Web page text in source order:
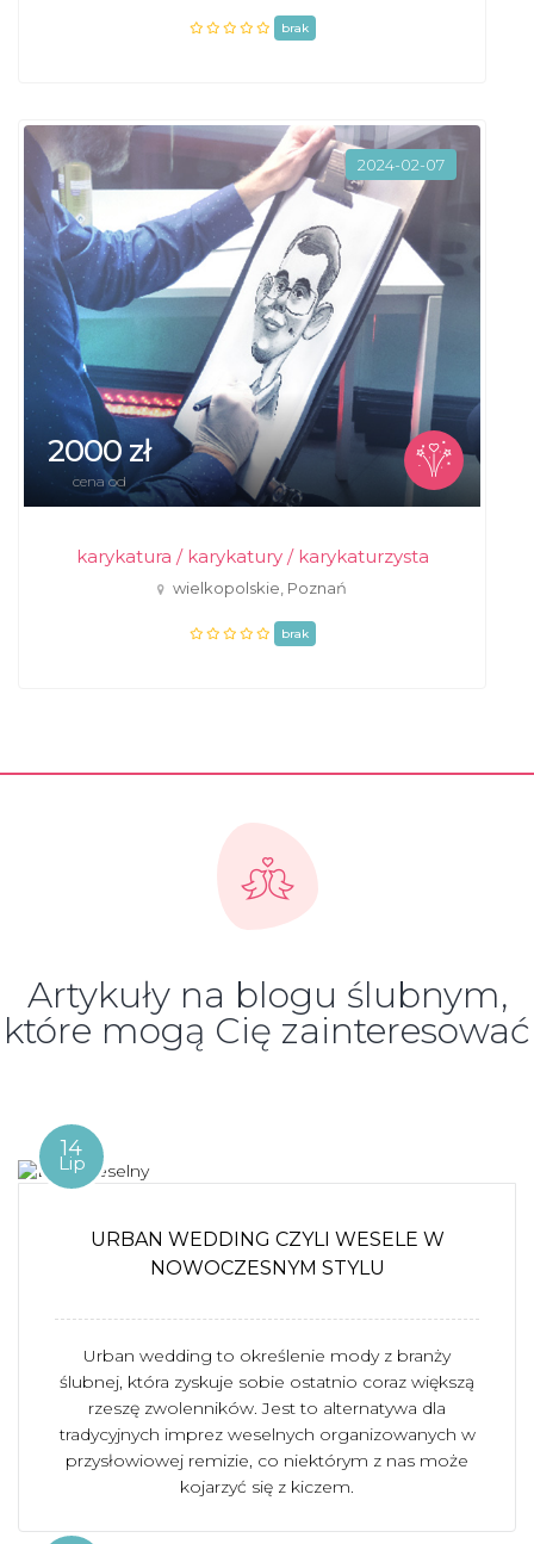
brak
2024-02-07
2000 zł
cena od
karykatura / karykatury / karykaturzysta
wielkopolskie, Poznań
brak
Artykuły na blogu ślubnym,
które mogą Cię zainteresować
14
Lip
URBAN WEDDING CZYLI WESELE W
NOWOCZESNYM STYLU
Urban wedding to określenie mody z branży
ślubnej, która zyskuje sobie ostatnio coraz większą
rzeszę zwolenników. Jest to alternatywa dla
tradycyjnych imprez weselnych organizowanych w
przysłowiowej remizie, co niektórym z nas może
kojarzyć się z kiczem.